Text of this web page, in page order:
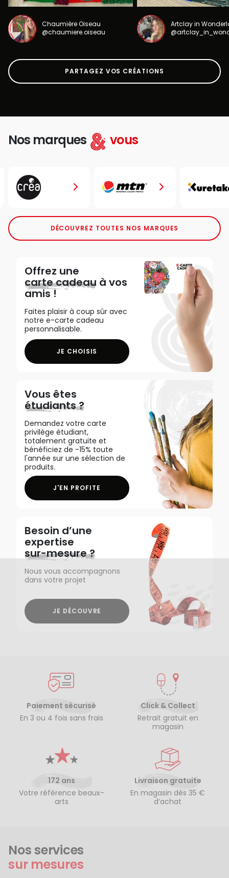
Chaumière Oiseau
@chaumiere.oiseau
Artclay in
PARTAGEZ VOS CRÉATIONS
Nos marques vous
DÉCOUVREZ TOUTES NOS MARQUES
Offrez une
carte cadeau à vos
amis !
Faites plaisir à coup sûr avec
notre e-carte cadeau
personnalisable.
JE CHOISIS
Vous êtes
étudiants ?
Demandez votre carte
privilège étudiant,
totalement gratuite et
bénéficiez de -15% toute
l'année sur une sélection de
produits.
J'EN PROFITE
Besoin d’une
expertise
sur-mesure ?
Nous vous accompagnons
dans votre projet
JE DÉCOUVRE
Paiement sécurisé
En 3 ou 4 fois sans frais
Click & Collect
Retrait gratuit en
magasin
172 ans
Votre référence beaux-
arts
Livraison gratuite
En magasin dès 35 €
d’achat
Nos services
sur mesures